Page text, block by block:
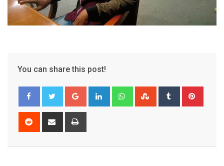
You can share this post!
Google+ LinkedIn WhatsappStumbleUpon
Tumblr
Reddit
Share